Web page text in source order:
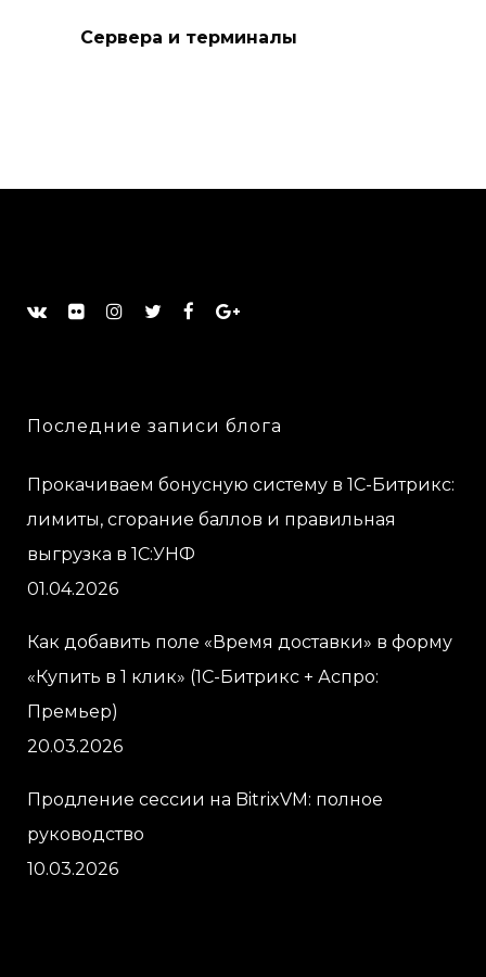
Сервера и терминалы
Последние записи блога
Прокачиваем бонусную систему в 1С-Битрикс:
лимиты, сгорание баллов и правильная
выгрузка в 1С:УНФ
01.04.2026
Как добавить поле «Время доставки» в форму
«Купить в 1 клик» (1С-Битрикс + Аспро:
Премьер)
20.03.2026
Продление сессии на BitrixVM: полное
руководство
10.03.2026